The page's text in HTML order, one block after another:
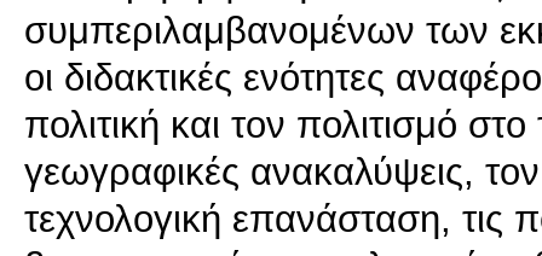
συμπεριλαμβανομένων των
οι διδακτικές ενότητες
πολιτική και τον πολιτισμό
γεωγραφικές ανακαλύψεις,
τεχνολογική επανάσταση, τις